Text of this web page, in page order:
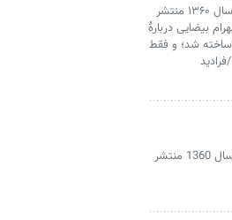
تصویری از حضور علیرضا خمسه در فیلم «مرگ یزدگرد» محصول سال ۱۳۶۰ منتشر
بیضایی دربارهٔ
مرگِ یزدگردِ سوّم که بر اساسِ نمایشنامه‌اش به همین نام به سالِ ۱۳۶۰ ساخته شد؛ و فقط
تصویری از حضور علیرضا خمسه در فیلم «مرگ یزدگرد» محصول سال 1360 منتشر